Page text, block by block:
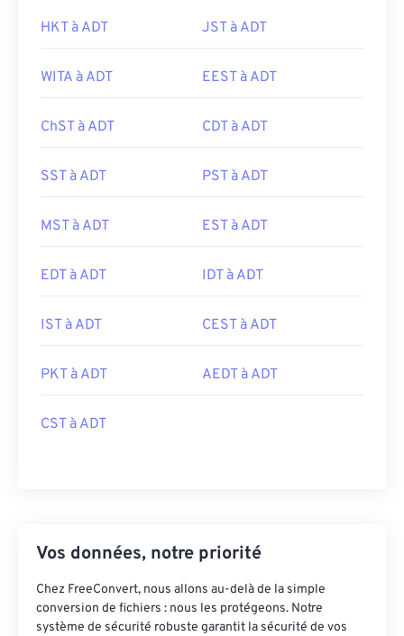
HKT à ADT JST à ADT
WITA à ADT EEST à ADT
ChST à ADT CDT à ADT
SST à ADT PST à ADT
MST à ADT EST à ADT
EDT à ADT IDT à ADT
IST à ADT CEST à ADT
PKT à ADT AEDT à ADT
CST à ADT
Vos données, notre priorité
Chez FreeConvert, nous allons au-delà de la simple
conversion de fichiers : nous les protégeons. Notre
système de sécurité robuste garantit la sécurité de vos